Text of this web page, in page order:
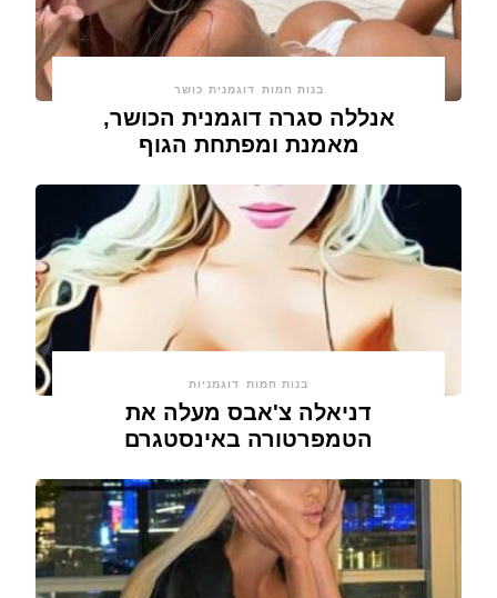
בנות חמות דוגמנית כושר
אנללה סגרה דוגמנית הכושר,
מאמנת ומפתחת הגוף
בנות חמות דוגמניות
דניאלה צ'אבס מעלה את
הטמפרטורה באינסטגרם